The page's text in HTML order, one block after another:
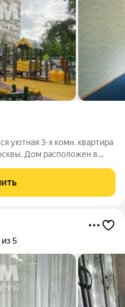
уютная 3-х комн. квартира
Дом расположен в
мин/пеш. В шаговой
5